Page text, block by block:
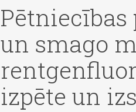
Pētniecības
un smago
izpēte un